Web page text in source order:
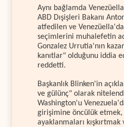
Aynı bağlamda
ABD Dışişleri Bakanı
atfedilen ve
seçimlerini muhalefetin
Gonzalez Urrutia'nın
kanıtlar" olduğunu iddia
reddetti.
Başkanlık Blinken'in
ve gülünç" olarak
Washington'u
girişimine öncülük etmek,
ayaklanmaları kışkırtmak